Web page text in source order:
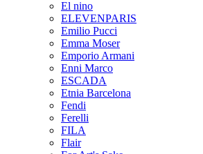
El nino
ELEVENPARIS
Emilio Pucci
Emma Moser
Emporio Armani
Enni Marco
ESCADA
Etnia Barcelona
Fendi
Ferelli
FILA
Flair